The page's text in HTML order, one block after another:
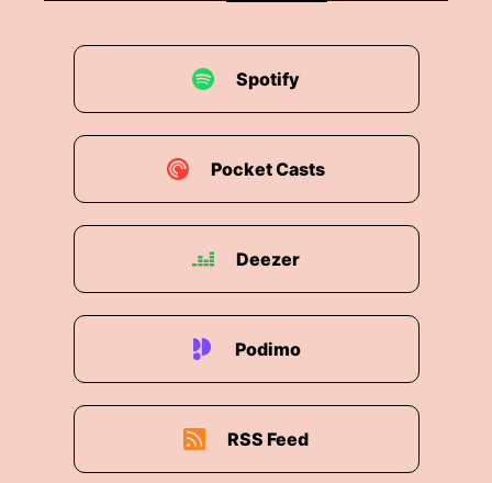
Spotify
Pocket Casts
Deezer
Podimo
RSS Feed